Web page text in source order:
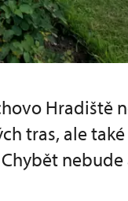
Hradiště
tras, ale